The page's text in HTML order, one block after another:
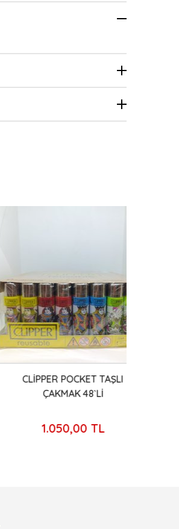
CLİPPER POCKET TAŞLI
ÇAKMAK 48`Lİ
1.050,00 TL